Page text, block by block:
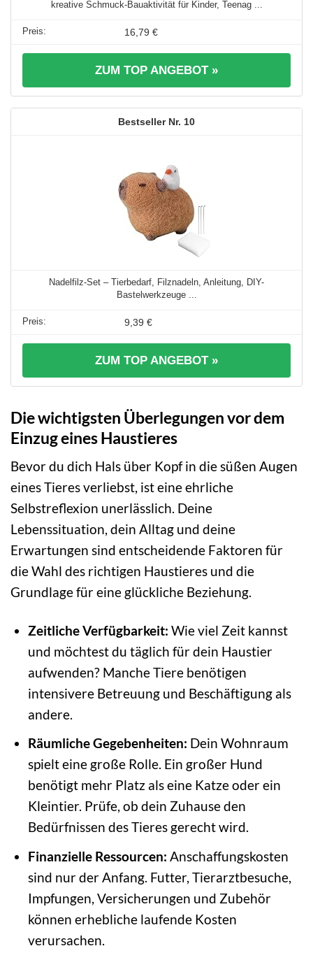
kreative Schmuck-Bauaktivität für Kinder, Teenag ...
16,79 €
ZUM TOP ANGEBOT »
10
Nadelfilz-Set – Tierbedarf, Filznadeln, Anleitung, DIY-
Bastelwerkzeuge ...
9,39 €
ZUM TOP ANGEBOT »
Die wichtigsten Überlegungen vor dem
Einzug eines Haustieres
Bevor du dich Hals über Kopf in die süßen Augen
eines Tieres verliebst, ist eine ehrliche
Selbstreflexion unerlässlich. Deine
Lebenssituation, dein Alltag und deine
Erwartungen sind entscheidende Faktoren für
die Wahl des richtigen Haustieres und die
Grundlage für eine glückliche Beziehung.
Zeitliche Verfügbarkeit: Wie viel Zeit kannst
und möchtest du täglich für dein Haustier
aufwenden? Manche Tiere benötigen
intensivere Betreuung und Beschäftigung als
andere.
Räumliche Gegebenheiten: Dein Wohnraum
spielt eine große Rolle. Ein großer Hund
benötigt mehr Platz als eine Katze oder ein
Kleintier. Prüfe, ob dein Zuhause den
Bedürfnissen des Tieres gerecht wird.
Finanzielle Ressourcen: Anschaffungskosten
sind nur der Anfang. Futter, Tierarztbesuche,
Impfungen, Versicherungen und Zubehör
können erhebliche laufende Kosten
verursachen.